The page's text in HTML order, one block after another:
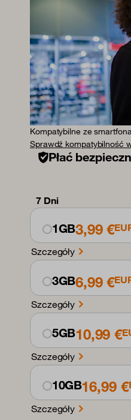
Kompatybilne ze
Sprawdź kompatybilność
Płać
7 Dni
1GB3,99 €
Szczegóły
3GB6,99 €
Szczegóły
5GB10,99 €
Szczegóły
10GB16,99 €
Szczegóły